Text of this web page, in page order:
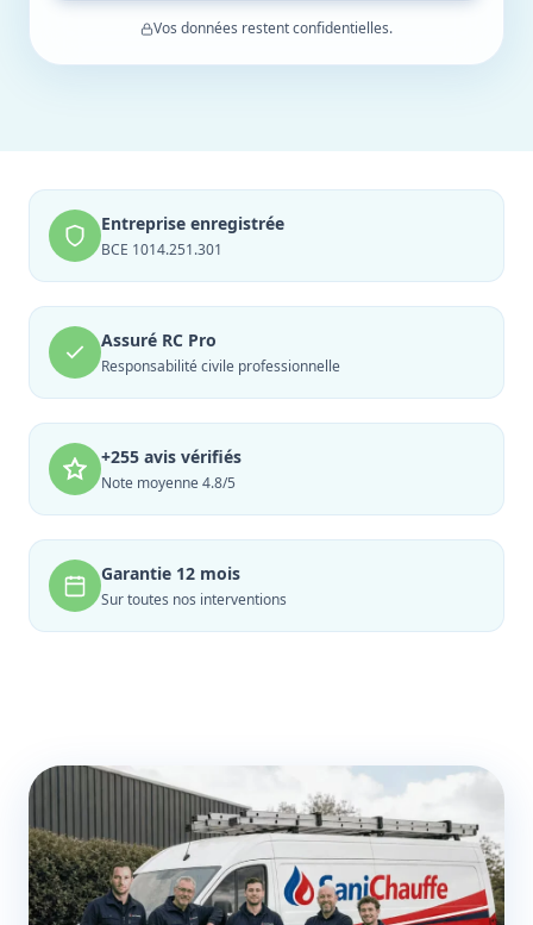
Vos données restent confidentielles.
Entreprise enregistrée
BCE 1014.251.301
Assuré RC Pro
Responsabilité civile professionnelle
+255 avis vérifiés
Note moyenne 4.8/5
Garantie 12 mois
Sur toutes nos interventions